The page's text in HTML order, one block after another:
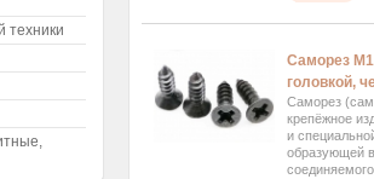
Саморез
головкой,
Саморез
крепёжное
и
образующей
техники